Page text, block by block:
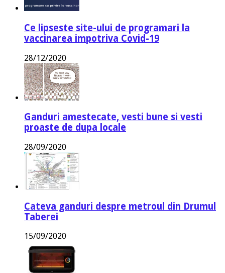
Ce lipseste site-ului de programari la
vaccinarea impotriva Covid-19
28/12/2020
Ganduri amestecate, vesti bune si vesti
proaste de dupa locale
28/09/2020
Cateva ganduri despre metroul din Drumul
Taberei
15/09/2020